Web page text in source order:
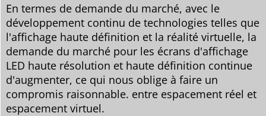
En termes de demande du marché, avec le
développement continu de technologies telles que
l'affichage haute définition et la réalité virtuelle, la
demande du marché pour les écrans d'affichage
LED haute résolution et haute définition continue
d'augmenter, ce qui nous oblige à faire un
compromis raisonnable. entre espacement réel et
espacement virtuel.